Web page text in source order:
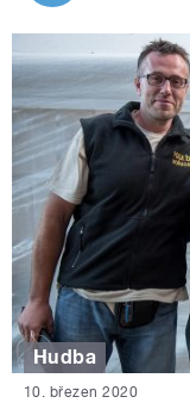
Hudba
10. březen 2020